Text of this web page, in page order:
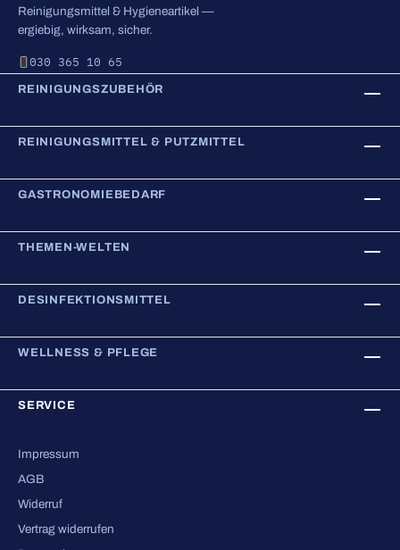
Reinigungsmittel & Hygieneartikel —
ergiebig, wirksam, sicher.
030 365 10 65
REINIGUNGSZUBEHÖR
REINIGUNGSMITTEL & PUTZMITTEL
GASTRONOMIEBEDARF
THEMEN-WELTEN
DESINFEKTIONSMITTEL
WELLNESS & PFLEGE
SERVICE
Impressum
AGB
Widerruf
Vertrag widerrufen